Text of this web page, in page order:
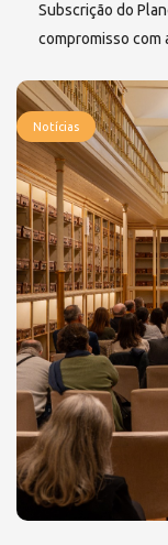
Subscrição do
compromisso com
Notícias